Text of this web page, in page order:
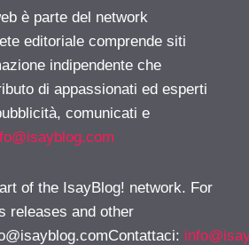
è parte del network
editoriale comprende siti
indipendente che
di appassionati ed esperti
comunicati e
of the IsayBlog! network. For
releases and other
: